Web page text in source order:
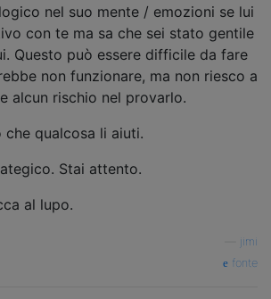
nel suo mente / emozioni se lui
con te ma sa che sei stato gentile
Questo può essere difficile da fare
non funzionare, ma non riesco a
alcun rischio nel provarlo.
che qualcosa li aiuti.
Stai attento.
al lupo.
jimi
fonte